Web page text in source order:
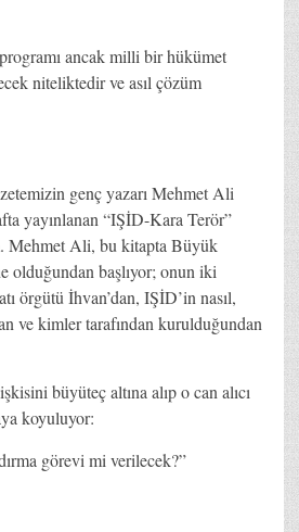
ancak milli bir hükümet
niteliktedir ve asıl çözüm
genç yazarı Mehmet Ali
yayınlanan “IŞİD-Kara Terör”
Mehmet Ali, bu kitapta Büyük
olduğundan başlıyor; onun iki
örgütü İhvan’dan, IŞİD’in nasıl,
ve kimler tarafından kurulduğundan
büyüteç altına alıp o can alıcı
koyuluyor:
görevi mi verilecek?”